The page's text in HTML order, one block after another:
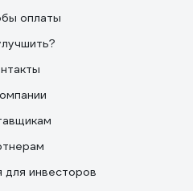
оплаты
инвесторов